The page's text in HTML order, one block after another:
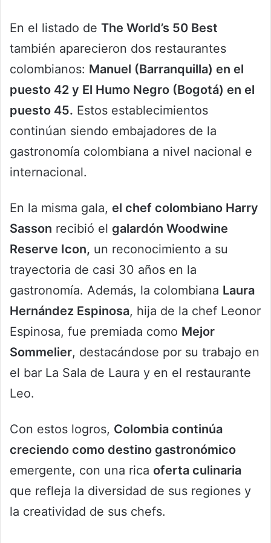
En el listado de The World’s 50 Best
también aparecieron dos restaurantes
colombianos: Manuel (Barranquilla) en el
puesto 42 y El Humo Negro (Bogotá) en el
puesto 45. Estos establecimientos
continúan siendo embajadores de la
gastronomía colombiana a nivel nacional e
internacional.
En la misma gala, el chef colombiano Harry
Sasson recibió el galardón Woodwine
Reserve Icon, un reconocimiento a su
trayectoria de casi 30 años en la
gastronomía. Además, la colombiana Laura
Hernández Espinosa, hija de la chef Leonor
Espinosa, fue premiada como Mejor
Sommelier, destacándose por su trabajo en
el bar La Sala de Laura y en el restaurante
Leo.
Con estos logros, Colombia continúa
creciendo como destino gastronómico
emergente, con una rica oferta culinaria
que refleja la diversidad de sus regiones y
la creatividad de sus chefs.